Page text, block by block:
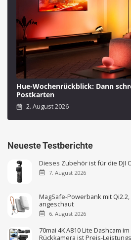
Hue-Wochenrückblick: Dann
Postkarten
2. August 2026
Neueste Testberichte
Dieses Zubehör ist für die DJI
7. August 2026
MagSafe-Powerbank mit
angeschaut
6. August 2026
70mai 4K A810 Lite Dashcam
Rückkamera ist Preis-